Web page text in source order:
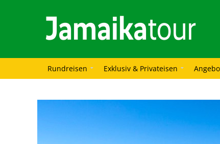
Rundreisen Exklusiv & Privateisen